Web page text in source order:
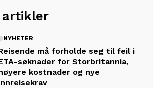
artikler
NYHETER
må forholde seg til feil i
søknader for Storbritannia,
kostnader og nye